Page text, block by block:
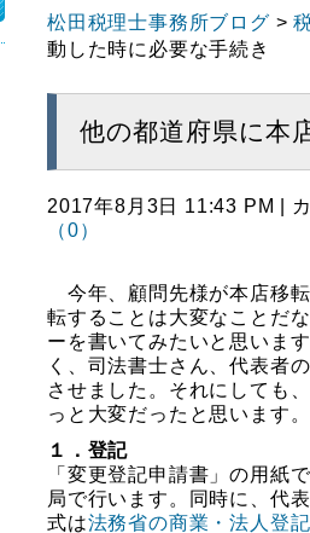
松田税理士事務所ブログ >
動した時に必要な手続き
他の都道府県に本
2017年8月3日 11:43 PM |
（0）
今年、顧問先様が本店移
転することは大変なことだ
ーを書いてみたいと思いま
く、司法書士さん、代表者
させました。それにしても
っと大変だったと思います。
１．登記
「変更登記申請書」の用紙
局で行います。同時に、代
式は法務省の商業・法人登